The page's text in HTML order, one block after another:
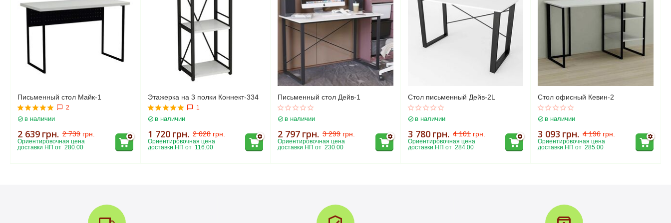
Письменный стол Майк-1
2
в наличии
2 739 грн.
2 639 грн.
Ориентировочная цена
доставки НП от  280.00
Этажерка на 3 полки Коннект-334
1
в наличии
2 028 грн.
1 720 грн.
Ориентировочная цена
доставки НП от  116.00
Письменный стол Дейв-1
в наличии
3 299 грн.
2 797 грн.
Ориентировочная цена
доставки НП от  230.00
Стол письменный Дейв-2L
в наличии
4 101 грн.
3 780 грн.
Ориентировочная цена
доставки НП от  284.00
Стол офисный Кевин-2
в наличии
4 196 грн.
3 093 грн.
Ориентировочная цена
доставки НП от  285.00